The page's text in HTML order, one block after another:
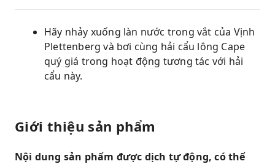
Hãy nhảy xuống làn nước trong vắt của Vịnh
Plettenberg và bơi cùng hải cẩu lông Cape
quý giá trong hoạt động tương tác với hải
cẩu này.
Giới thiệu sản phẩm
Nội dung sản phẩm được dịch tự động, có thể